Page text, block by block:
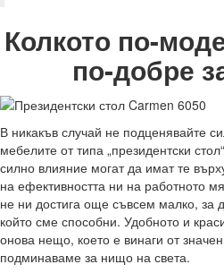
Колкото по-
по-добре
В никакъв случай не подценявайте
мебелите от типа „президентски
силно влияние могат да имат те
на ефективността ни на работното
не ни достига още съвсем малко, за
който сме способни. Удобното и
онова нещо, което е винаги от
подминаваме за нищо на света.